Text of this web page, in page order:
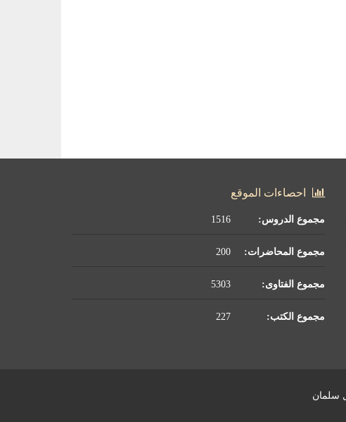
احصاءات الموقع
مجموع الدروس:
مجموع المحاضرات:
مجموع الفتاوى:
مجموع الكتب: